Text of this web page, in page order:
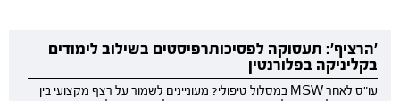
'הרציף': תעסוקה לפסיכותרפיסטים בשילוב לימודים
בקליניקה בפלורנטין
עו"ס לאחר MSW במסלול טיפולי? מעוניינים לשמור על רצף מקצועי בין